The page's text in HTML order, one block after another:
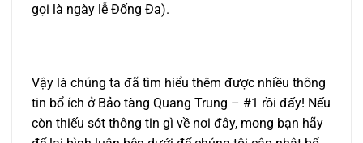
gọi là ngày lễ Đống Đa).
Vậy là chúng ta đã tìm hiểu thêm được nhiều thông
tin bổ ích ở Bảo tàng Quang Trung – #1 rồi đấy! Nếu
còn thiếu sót thông tin gì về nơi đây, mong bạn hãy